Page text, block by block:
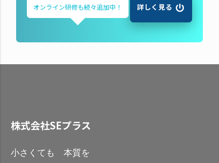
オンライン研修も続々追加中！ 詳しく見る
株式会社SEプラス
小さくても 本質を